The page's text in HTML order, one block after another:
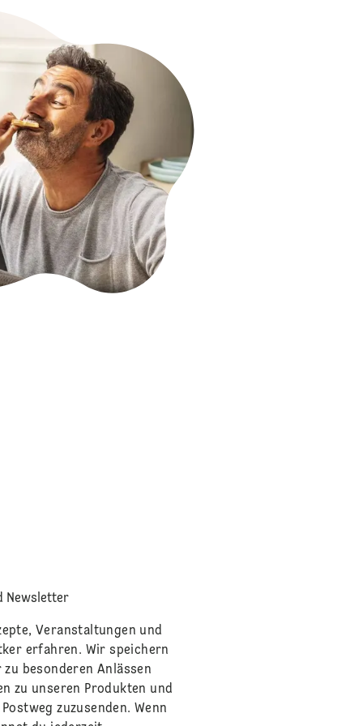
Newsletter
Veranstaltungen und
erfahren. Wir speichern
besonderen Anlässen
zu unseren Produkten und
zuzusenden. Wenn